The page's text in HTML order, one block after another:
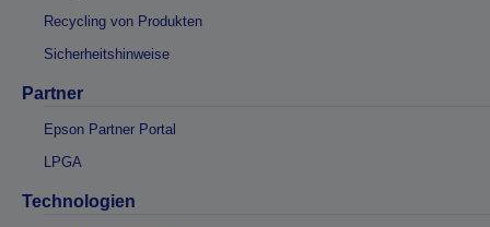
Recycling von Produkten
Sicherheitshinweise
Partner
Epson Partner Portal
LPGA
Technologien